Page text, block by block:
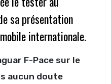
sa présentation
internationale.
F-Pace sur le
aucun doute